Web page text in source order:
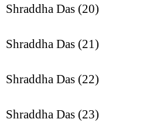
Shraddha Das (20)
Shraddha Das (21)
Shraddha Das (22)
Shraddha Das (23)